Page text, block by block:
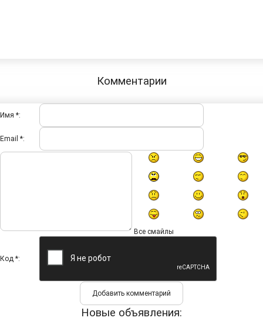
Комментарии
Имя *:
Email *:
Все смайлы
Код *:
Новые объявления: